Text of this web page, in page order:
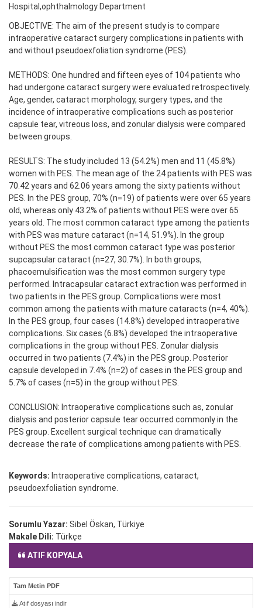
Hospital,ophthalmology Department
OBJECTIVE: The aim of the present study is to compare
intraoperative cataract surgery complications in patients with
and without pseudoexfoliation syndrome (PES).
METHODS: One hundred and fifteen eyes of 104 patients who
had undergone cataract surgery were evaluated retrospectively.
Age, gender, cataract morphology, surgery types, and the
incidence of intraoperative complications such as posterior
capsule tear, vitreous loss, and zonular dialysis were compared
between groups.
RESULTS: The study included 13 (54.2%) men and 11 (45.8%)
women with PES. The mean age of the 24 patients with PES was
70.42 years and 62.06 years among the sixty patients without
PES. In the PES group, 70% (n=19) of patients were over 65 years
old, whereas only 43.2% of patients without PES were over 65
years old. The most common cataract type among the patients
with PES was mature cataract (n=14, 51.9%). In the group
without PES the most common cataract type was posterior
supcapsular cataract (n=27, 30.7%). In both groups,
phacoemulsification was the most common surgery type
performed. Intracapsular cataract extraction was performed in
two patients in the PES group. Complications were most
common among the patients with mature cataracts (n=4, 40%).
In the PES group, four cases (14.8%) developed intraoperative
complications. Six cases (6.8%) developed the intraoperative
complications in the group without PES. Zonular dialysis
occurred in two patients (7.4%) in the PES group. Posterior
capsule developed in 7.4% (n=2) of cases in the PES group and
5.7% of cases (n=5) in the group without PES.
CONCLUSION: Intraoperative complications such as, zonular
dialysis and posterior capsule tear occurred commonly in the
PES group. Excellent surgical technique can dramatically
decrease the rate of complications among patients with PES.
Keywords: Intraoperative complications, cataract,
pseudoexfoliation syndrome.
Sorumlu Yazar: Sibel Öskan, Türkiye
Makale Dili: Türkçe
ATIF KOPYALA
Tam Metin PDF
Atıf dosyası indir